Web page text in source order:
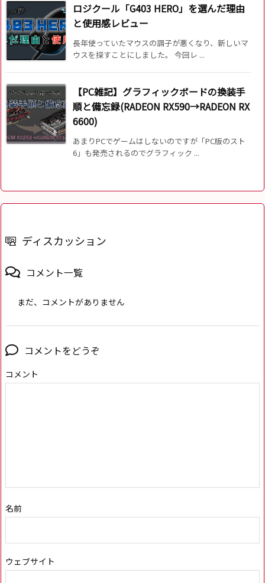
ロジクール「G403 HERO」を選んだ理由
と使用感レビュー
長年使っていたマウスの調子が悪くなり、新しいマ
ウスを探すことにしました。 今回レ ...
【PC雑記】グラフィックボードの換装手
順と備忘録(RADEON RX590→RADEON RX
6600)
あまりPCでゲームはしないのですが「PC版のスト
6」も発売されるのでグラフィック ...
ディスカッション
コメント一覧
まだ、コメントがありません
コメントをどうぞ
コメント
名前
ウェブサイト